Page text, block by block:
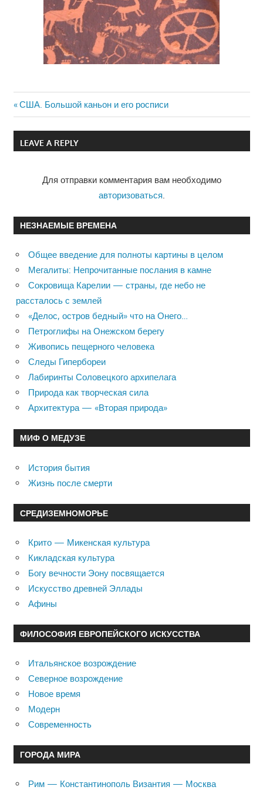
Навигация
по
Previous
Post:
США. Большой каньон и его росписи
LEAVE A REPLY
Для отправки комментария вам необходимо
авторизоваться.
НЕЗНАЕМЫЕ ВРЕМЕНА
Общее введение для полноты картины в целом
Мегалиты: Непрочитанные послания в камне
Сокровища Карелии — страны, где небо не
рассталось с землей
«Делос, остров бедный» что на Онего…
Петроглифы на Онежском берегу
Живопись пещерного человека
Следы Гипербореи
Лабиринты Соловецкого архипелага
Природа как творческая сила
Архитектура — «Вторая природа»
МИФ О МЕДУЗЕ
История бытия
Жизнь после смерти
СРЕДИЗЕМНОМОРЬЕ
Крито — Микенская культура
Кикладская культура
Богу вечности Эону посвящается
Искусство древней Эллады
Афины
ФИЛОСОФИЯ ЕВРОПЕЙСКОГО ИСКУССТВА
Итальянское возрождение
Северное возрождение
Новое время
Модерн
Современность
ГОРОДА МИРА
Рим — Константинополь Византия — Москва